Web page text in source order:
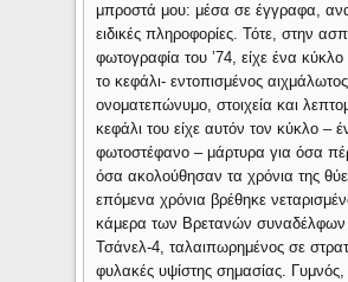
μπροστά μου: μέσα σε έγγραφα,
ειδικές πληροφορίες. Τότε, στην
φωτογραφία του ’74, είχε ένα
το κεφάλι- εντοπισμένος
ονοματεπώνυμο, στοιχεία και
κεφάλι του είχε αυτόν τον κύκλο –
φωτοστέφανο – μάρτυρα για όσα
όσα ακολούθησαν τα χρόνια της
επόμενα χρόνια βρέθηκε
κάμερα των Βρετανών συναδέλφων
Τσάνελ-4, ταλαιπωρημένος σε
φυλακές υψίστης σημασίας.